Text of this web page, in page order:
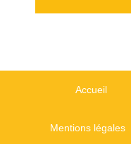
Accueil
Mentions légales